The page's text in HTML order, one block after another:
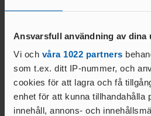
Ansvarsfull användning av dina
Vi och våra 1022 partners
som t.ex. ditt IP-nummer, och
cookies för att lagra och få
enhet för att kunna tillhandahålla
innehåll, annons- och
Tack för en oförglömlig SM-
helg!
LÄS MER